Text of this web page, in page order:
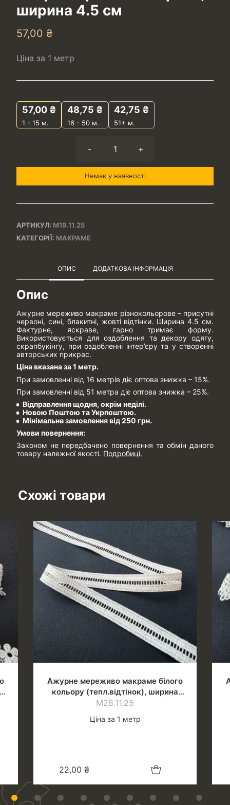
ширина 4.5 см
57,00 ₴
Ціна за 1 метр
57,00 ₴
1 - 15 м.
48,75 ₴
16 - 50 м.
42,75 ₴
51+ м.
- +
Немає у наявності
АРТИКУЛ: М19.11.25
КАТЕГОРІЇ: МАКРАМЕ
ОПИС ДОДАТКОВА ІНФОРМАЦІЯ
Опис
Ажурне мереживо макраме різнокольорове – присутні
червоні, сині, блакитні, жовті відтінки. Ширина 4.5 см.
Фактурне, яскраве, гарно тримає форму.
Використовується для оздоблення та декору одягу,
скрапбукінгу, при оздобленні інтер’єру та у створенні
авторських прикрас.
Ціна вказана за 1 метр.
При замовленні від 16 метрів діє оптова знижка – 15%.
При замовленні від 51 метра діє оптова знижка – 25%.
Відправлення щодня, окрім неділі.
Новою Поштою та Укрпоштою.
Мінімальне замовлення від 250 грн.
Умови повернення:
Законом не передбачено повернення та обмін даного
товару належної якості. Подробиці.
Схожі товари
Ажурне мереживо макраме білого
кольору (тепл.відтінок), ширина
1.4 см
М28.11.25
Ціна за 1 метр
22,00 ₴ Додати в кошик
1 2 3 4 5 6 7 8
9